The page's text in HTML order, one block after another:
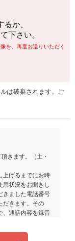
か、
下さい。
を、再度お送りいただく
は破棄されます。ご
きます。（土・
上げるまでにお時
用状況をお聞きし
きました電話番号
だきます。その
、通話内容を録音
い場合や、お取